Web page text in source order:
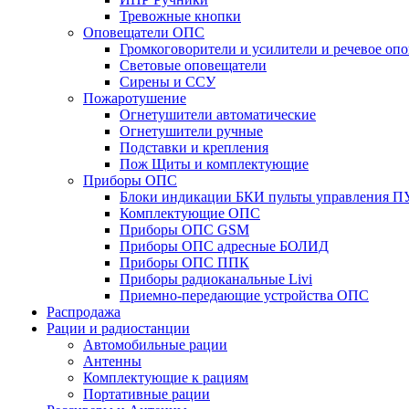
Тревожные кнопки
Оповещатели ОПС
Громкоговорители и усилители и речевое
Световые оповещатели
Сирены и ССУ
Пожаротушение
Огнетушители автоматические
Огнетушители ручные
Подставки и крепления
Пож Щиты и комплектующие
Приборы ОПС
Блоки индикации БКИ пульты управления
Комплектующие ОПС
Приборы ОПС GSM
Приборы ОПС адресные БОЛИД
Приборы ОПС ППК
Приборы радиоканальные Livi
Приемно-передающие устройства ОПС
Распродажа
Рации и радиостанции
Автомобильные рации
Антенны
Комплектующие к рациям
Портативные рации